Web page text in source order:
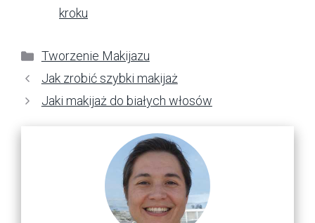
kroku
Kategorie
Tworzenie Makijazu
Jak zrobić szybki makijaż
Jaki makijaż do białych włosów